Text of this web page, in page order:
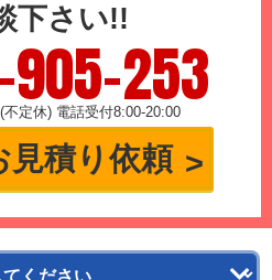
下さい!!
905-253
定休) 電話受付8:00-20:00
見積り依頼